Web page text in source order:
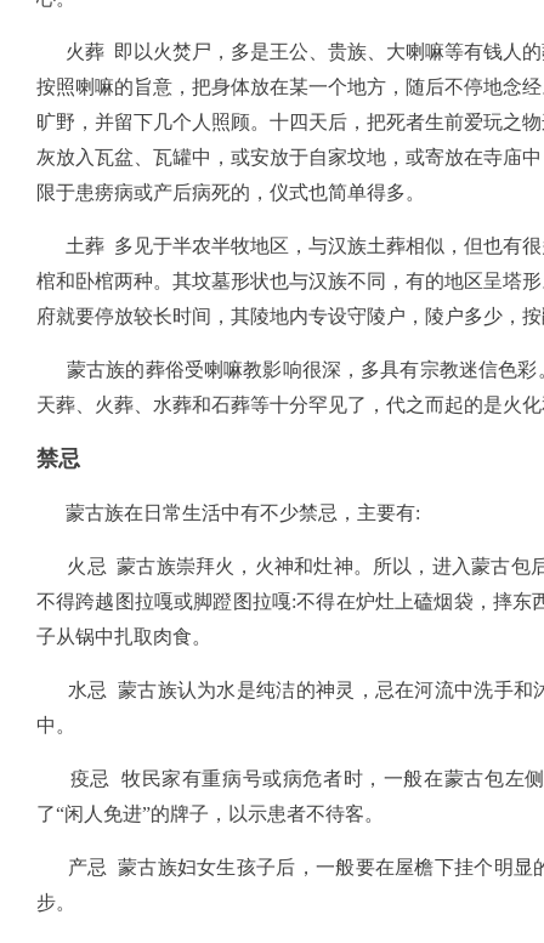
火葬 即以火焚尸，多是王公、贵族、大喇嘛等有钱人
按照喇嘛的旨意，把身体放在某一个地方，随后不停地念
旷野，并留下几个人照顾。十四天后，把死者生前爱玩之
灰放入瓦盆、瓦罐中，或安放于自家坟地，或寄放在寺庙
限于患痨病或产后病死的，仪式也简单得多。
土葬 多见于半农半牧地区，与汉族土葬相似，但也有
棺和卧棺两种。其坟墓形状也与汉族不同，有的地区呈塔
府就要停放较长时间，其陵地内专设守陵户，陵户多少，
蒙古族的葬俗受喇嘛教影响很深，多具有宗教迷信色彩
天葬、火葬、水葬和石葬等十分罕见了，代之而起的是火
禁忌
蒙古族在日常生活中有不少禁忌，主要有:
火忌 蒙古族崇拜火，火神和灶神。所以，进入蒙古包
不得跨越图拉嘎或脚蹬图拉嘎:不得在炉灶上磕烟袋，摔
子从锅中扎取肉食。
水忌 蒙古族认为水是纯洁的神灵，忌在河流中洗手和
中。
疫忌 牧民家有重病号或病危者时，一般在蒙古包左
了“闲人免进”的牌子，以示患者不待客。
产忌 蒙古族妇女生孩子后，一般要在屋檐下挂个明显
步。